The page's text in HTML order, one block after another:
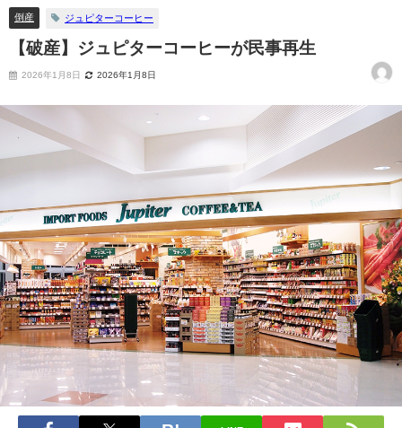
倒産 ジュピターコーヒー
【破産】ジュピターコーヒーが民事再生
2026年1月8日 2026年1月8日